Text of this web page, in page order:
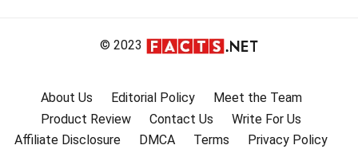
© 2023
About Us Editorial Policy
Meet the Team
Product Review
Contact Us
Write For Us
Affiliate Disclosure
DMCA Terms
Privacy Policy